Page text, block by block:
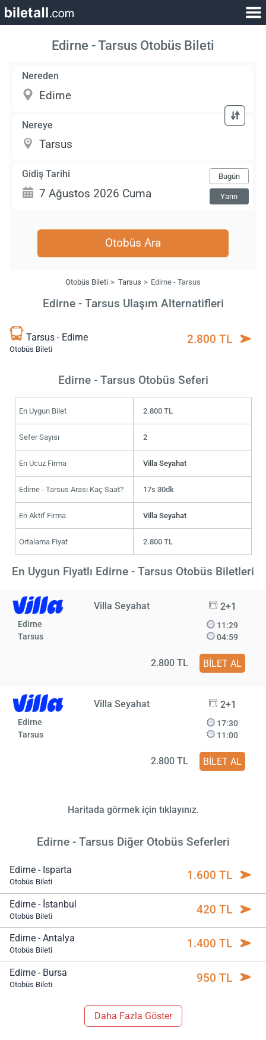
Edirne - Tarsus Otobüs Bileti
Nereden
Nereye
Gidiş Tarihi Bugün
Yarın
Otobüs Ara
Otobüs Bileti Tarsus Edirne - Tarsus
Edirne - Tarsus Ulaşım Alternatifleri
Tarsus - Edirne
Otobüs Bileti
2.800 TL
Edirne - Tarsus Otobüs Seferi
En Uygun Bilet 2.800 TL
Sefer Sayısı 2
En Ucuz Firma Villa Seyahat
Edirne - Tarsus Arası Kaç Saat? 17s 30dk
En Aktif Firma Villa Seyahat
Ortalama Fiyat 2.800 TL
En Uygun Fiyatlı Edirne - Tarsus Otobüs Biletleri
Villa Seyahat 2+1
Edirne
Tarsus
11:29
04:59
2.800 TL BİLET AL
Villa Seyahat 2+1
Edirne
Tarsus
17:30
11:00
2.800 TL BİLET AL
Haritada görmek için tıklayınız.
Edirne - Tarsus Diğer Otobüs Seferleri
Edirne - Isparta
Otobüs Bileti 1.600 TL
Edirne - İstanbul
Otobüs Bileti 420 TL
Edirne - Antalya
Otobüs Bileti 1.400 TL
Edirne - Bursa
Otobüs Bileti 950 TL
Daha Fazla Göster